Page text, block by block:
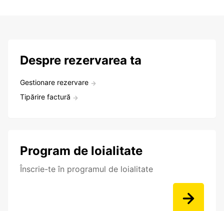
Despre rezervarea ta
Gestionare rezervare
Tipărire factură
Program de loialitate
Înscrie-te în programul de loialitate